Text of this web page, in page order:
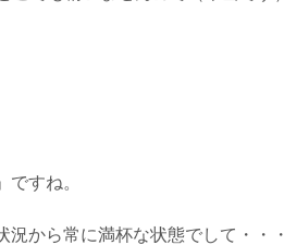
すね。
から常に満杯な状態でして・・・